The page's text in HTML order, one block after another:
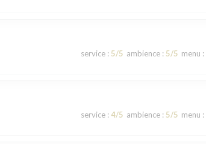
service : 5/5 ambience : 5/5 menu :
service : 4/5 ambience : 5/5 menu :